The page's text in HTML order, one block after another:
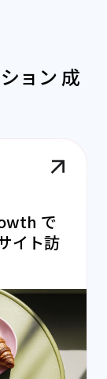
ョン 成
で
イト訪